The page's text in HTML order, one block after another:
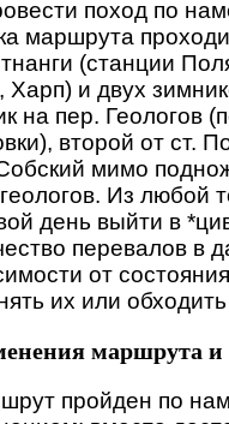
поход по
маршрута
(станции
Харп) и двух
на пер. Геологов
второй от ст.
мимо
Из любой
день выйти в
перевалов в
от
их или
маршрута
пройден по